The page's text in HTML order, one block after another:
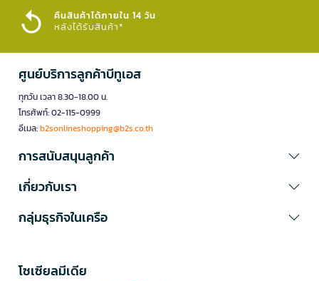
คืนสินค้าได้ภายใน 14 วัน
หลังได้รับสินค้า*
ศูนย์บริการลูกค้าบีทูเอส
ทุกวัน เวลา 8.30-18.00 น.
โทรศัพท์: 02-115-0999
อีเมล:b2sonlineshopping@b2s.co.th
การสนับสนุนลูกค้า
เกี่ยวกับเรา
กลุ่มธุรกิจในเครือ
โซเซียลมีเดีย​